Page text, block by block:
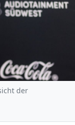
der